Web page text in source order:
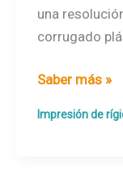
una
corrugado
Impresión
en
Saber más »
Impresión de